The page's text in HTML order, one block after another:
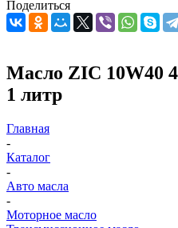
Поделиться
Масло ZIC 10W40
1 литр
Главная
-
Каталог
-
Авто масла
-
Моторное масло